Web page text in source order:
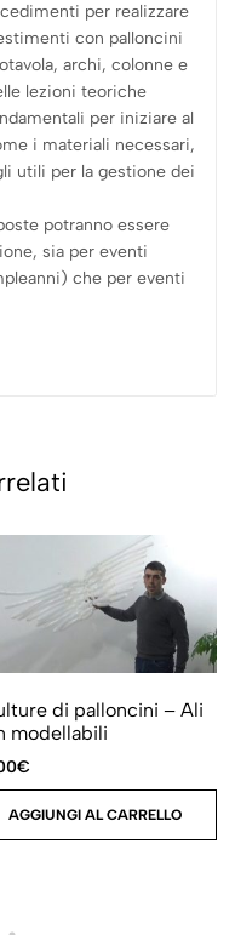
per realizzare
con palloncini
archi, colonne e
lezioni teoriche
per iniziare al
i materiali necessari,
utili per la gestione dei
potranno essere
sia per eventi
che per eventi
di palloncini – Ali
modellabili
€
AGGIUNGI AL CARRELLO